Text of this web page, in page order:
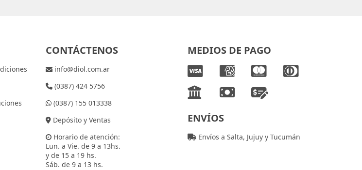
CONTÁCTENOS
info@diol.com.ar
(0387) 424 5756
(0387) 155 013338
Depósito y Ventas
Horario de atención:
Lun. a Vie. de 9 a 13hs.
y de 15 a 19 hs.
Sáb. de 9 a 13 hs.
MEDIOS DE PAGO
ENVÍOS
Envíos a Salta, Jujuy y Tucumán